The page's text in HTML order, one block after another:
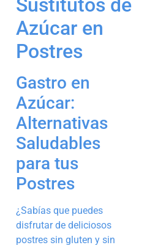
Azúcar en
Postres
Gastro en
Azúcar:
Alternativas
Saludables
para tus
Postres
¿Sabías que puedes
disfrutar de deliciosos
postres sin gluten y sin